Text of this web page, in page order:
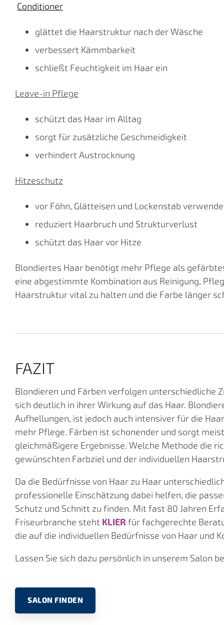
Conditioner
glättet die Haarstruktur nach der Wäsche
verbessert Kämmbarkeit
schließt Feuchtigkeit im Haar ein
Leave-in Pflege
schützt das Haar im Alltag
sorgt für zusätzliche Geschmeidigkeit
verhindert Austrocknung
Hitzeschutz
vor Föhn, Glätteisen und Lockenstab
reduziert Haarbruch und Strukturverlust
schützt das Haar vor Hitze
Blondiertes Haar benötigt mehr Pflege als
eine abgestimmte Kombination aus Reinigung,
Haarstruktur vital zu halten und die Farbe länger
FAZIT
Blondieren und Färben verfolgen unterschiedliche
sich deutlich in ihrer Wirkung auf das Haar.
Aufhellungen, ist jedoch auch intensiver für die
mehr Pflege. Färben ist schonender und sorgt
gleichmäßigere Ergebnisse. Welche Methode die
gewünschten Farbziel und der individuellen
Da die Bedürfnisse von Haar zu Haar
professionelle Einschätzung dabei helfen, die
Schutz und Schnitt zu finden. Mit fast 80 Jahren
Friseurbranche steht KLIER für fachgerechte
die auf die individuellen Bedürfnisse von Haar und
Lassen Sie sich dazu persönlich in unserem Salon
SALON FINDEN